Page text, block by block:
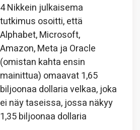
4 Nikkein julkaisema
tutkimus osoitti, että
Alphabet, Microsoft,
Amazon, Meta ja Oracle
(omistan kahta ensin
mainittua) omaavat 1,65
biljoonaa dollaria velkaa, joka
ei näy taseissa, jossa näkyy
1,35 biljoonaa dollaria